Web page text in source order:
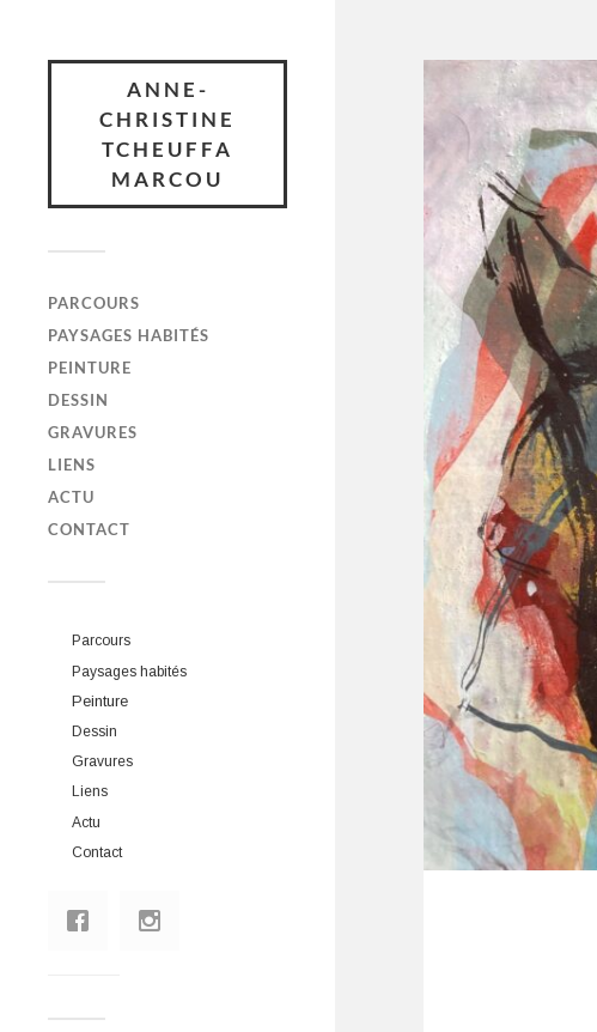
ANNE-
CHRISTINE
TCHEUFFA
MARCOU
PARCOURS
PAYSAGES HABITÉS
PEINTURE
DESSIN
GRAVURES
LIENS
ACTU
CONTACT
Parcours
Paysages habités
Peinture
Dessin
Gravures
Liens
Actu
Contact